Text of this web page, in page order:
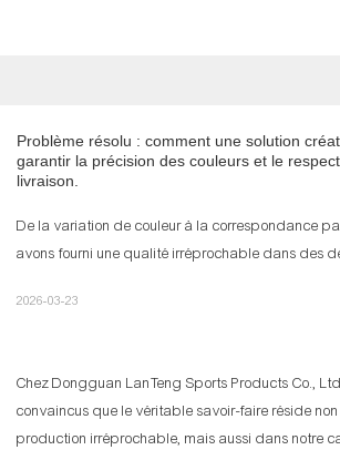
Problème résolu : comment une solution
garantir la précision des couleurs et le
livraison.
De la variation de couleur à la correspondance
avons fourni une qualité irréprochable dans des
2026-03-23
Chez Dongguan LanTeng Sports Products Co.,
convaincus que le véritable savoir-faire réside
production irréprochable, mais aussi dans notre